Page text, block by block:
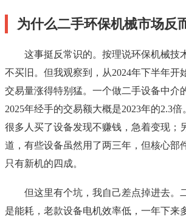
为什么二手环保机械市场反
这事挺反常识的。按理说环保机械技
不买旧。但我观察到，从2024年下半年开
交易量涨得特别猛。一个做二手设备中介
2025年经手的交易额大概是2023年的2.3倍
很多人买了设备发现不赚钱，急着变现；
道，有些设备虽然用了两三年，但核心部
只有新机的四成。
但这里有个坑，我自己差点掉进去。
是能耗，老款设备电机效率低，一年下来